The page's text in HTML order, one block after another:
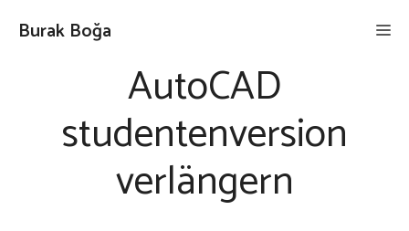
atlaBurak Boğa
AutoCAD
studentenversion
verlängern